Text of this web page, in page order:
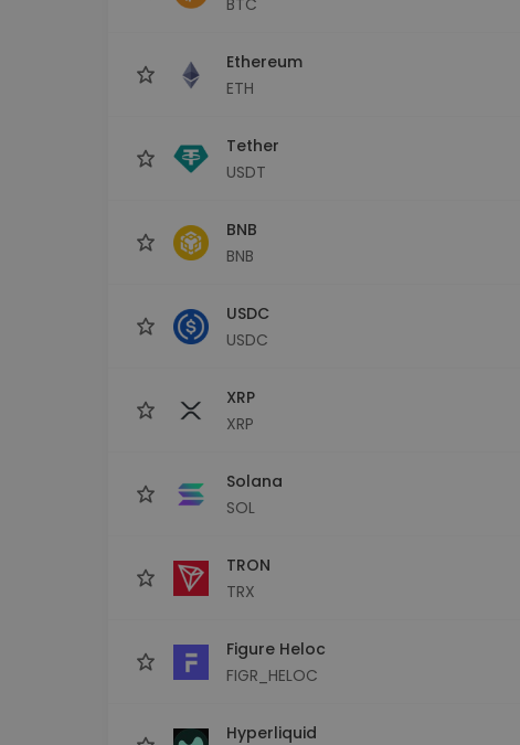
Ethereum
ETH
Tether
USDT
BNB
BNB
USDC
USDC
XRP
XRP
Solana
SOL
TRON
TRX
Figure Heloc
FIGR_HELOC
Hyperliquid